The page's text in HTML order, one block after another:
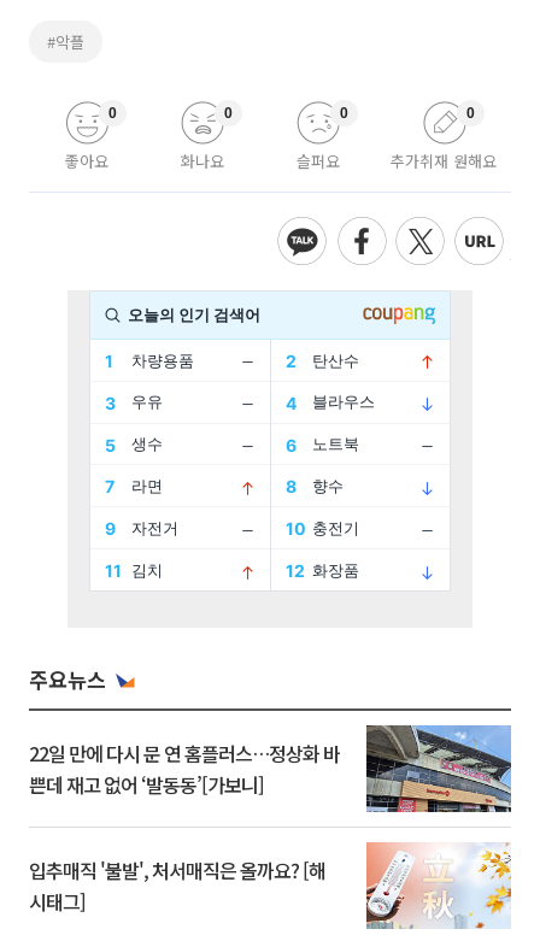
#악플
좋아요
0
화나요
0
슬퍼요
0
추가취재 원해요
0
주요뉴스
22일 만에 다시 문 연 홈플러스…정상화 바
쁜데 재고 없어 ‘발동동’[가보니]
입추매직 '불발', 처서매직은 올까요? [해
시태그]